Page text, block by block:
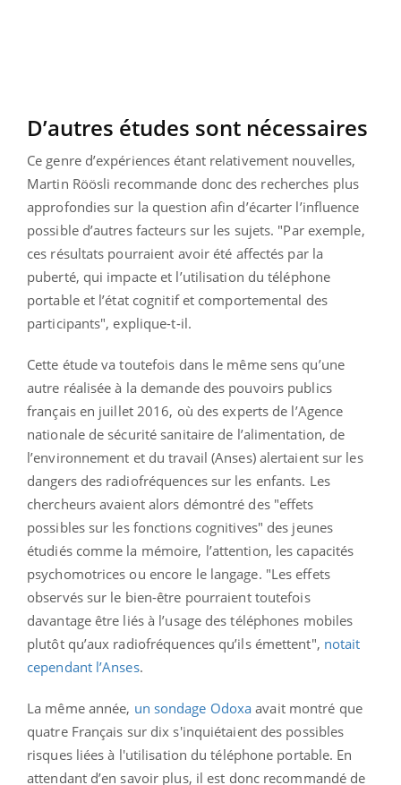
D’autres études sont nécessaires
Ce genre d’expériences étant relativement nouvelles,
Martin Röösli recommande donc des recherches plus
approfondies sur la question afin d’écarter l’influence
possible d’autres facteurs sur les sujets. "Par exemple,
ces résultats pourraient avoir été affectés par la
puberté, qui impacte et l’utilisation du téléphone
portable et l’état cognitif et comportemental des
participants", explique-t-il.
Cette étude va toutefois dans le même sens qu’une
autre réalisée à la demande des pouvoirs publics
français en juillet 2016, où des experts de l’Agence
nationale de sécurité sanitaire de l’alimentation, de
l’environnement et du travail (Anses) alertaient sur les
dangers des radiofréquences sur les enfants. Les
chercheurs avaient alors démontré des "effets
possibles sur les fonctions cognitives" des jeunes
étudiés comme la mémoire, l’attention, les capacités
psychomotrices ou encore le langage. "Les effets
observés sur le bien-être pourraient toutefois
davantage être liés à l’usage des téléphones mobiles
plutôt qu’aux radiofréquences qu’ils émettent", notait
cependant l’Anses.
La même année, un sondage Odoxa avait montré que
quatre Français sur dix s'inquiétaient des possibles
risques liées à l'utilisation du téléphone portable. En
attendant d’en savoir plus, il est donc recommandé de